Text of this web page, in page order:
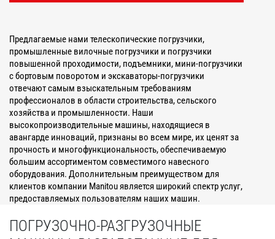
Предлагаемые нами телескопические погрузчики,
промышленные вилочные погрузчики и погрузчики
повышенной проходимости, подъемники, мини-погрузчики
с бортовым поворотом и экскаваторы-погрузчики
отвечают самым взыскательным требованиям
профессионалов в области строительства, сельского
хозяйства и промышленности. Наши
высокопроизводительные машины, находящиеся в
авангарде инноваций, признаны во всем мире, их ценят за
прочность и многофункциональность, обеспечиваемую
большим ассортиментом совместимого навесного
оборудования. Дополнительным преимуществом для
клиентов компании Manitou является широкий спектр услуг,
предоставляемых пользователям наших машин.
ПОГРУЗОЧНО-РАЗГРУЗОЧНЫЕ